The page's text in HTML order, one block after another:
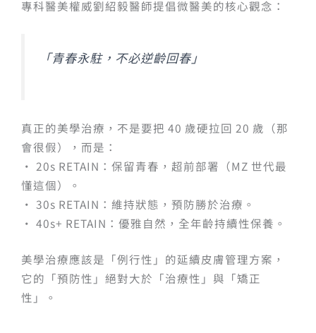
專科醫美權威劉紹毅醫師提倡微醫美的核心觀念：
「青春永駐，不必逆齡回春」
真正的美學治療，不是要把 40 歲硬拉回 20 歲（那
會很假），而是：
• 20s RETAIN：保留青春，超前部署（MZ 世代最
懂這個）。
• 30s RETAIN：維持狀態，預防勝於治療。
• 40s+ RETAIN：優雅自然，全年齡持續性保養。
美學治療應該是「例行性」的延續皮膚管理方案，
它的「預防性」絕對大於「治療性」與「矯正
性」。